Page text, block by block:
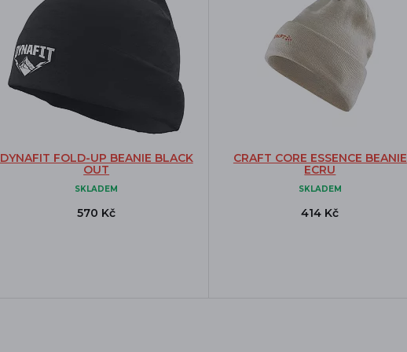
DYNAFIT FOLD-UP BEANIE BLACK
OUT
SKLADEM
570 Kč
CRAFT CORE ESSENCE BEANIE
ECRU
SKLADEM
414 Kč